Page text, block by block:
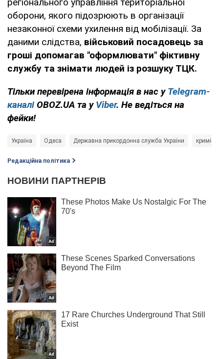
оборони, якого підозрюють в організації
незаконної схеми ухилення від мобілізації. За
даними слідства, військовий посадовець за
гроші допомагав "оформлювати" фіктивну
службу та знімати людей із розшуку ТЦК.
Тільки перевірена інформація в нас у Telegram-
каналі OBOZ.UA та у Viber. Не ведіться на
фейки!
Україна Одеса Державна прикордонна служба України
Редакційна політика